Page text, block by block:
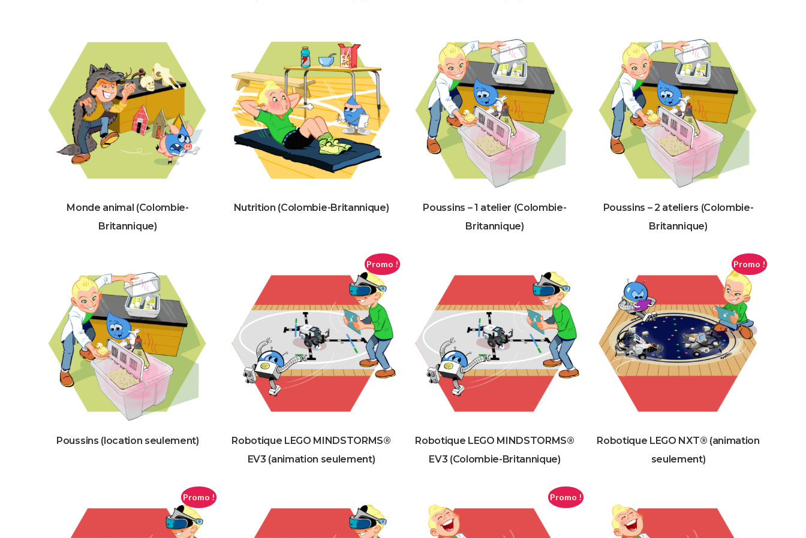
Monde animal (Colombie-
Britannique)
Nutrition (Colombie-Britannique)
Poussins – 1 atelier (Colombie-
Britannique)
Poussins – 2 ateliers (Colombie-
Britannique)
Poussins (location seulement)
Promo !
Robotique LEGO MINDSTORMS®
EV3 (animation seulement)
Robotique LEGO MINDSTORMS®
EV3 (Colombie-Britannique)
Promo !
Robotique LEGO NXT® (animation
seulement)
Promo ! Promo !